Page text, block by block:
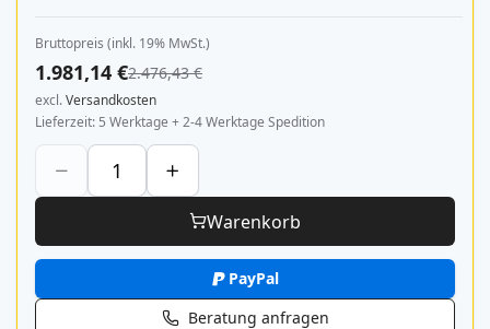
Bruttopreis (inkl. 19% MwSt.)
1.981,14 €2.476,43 €
excl.Versandkosten
Lieferzeit 5 Werktage + 2-4 Werktage Spedition
Warenkorb
PayPal
Beratung anfragen